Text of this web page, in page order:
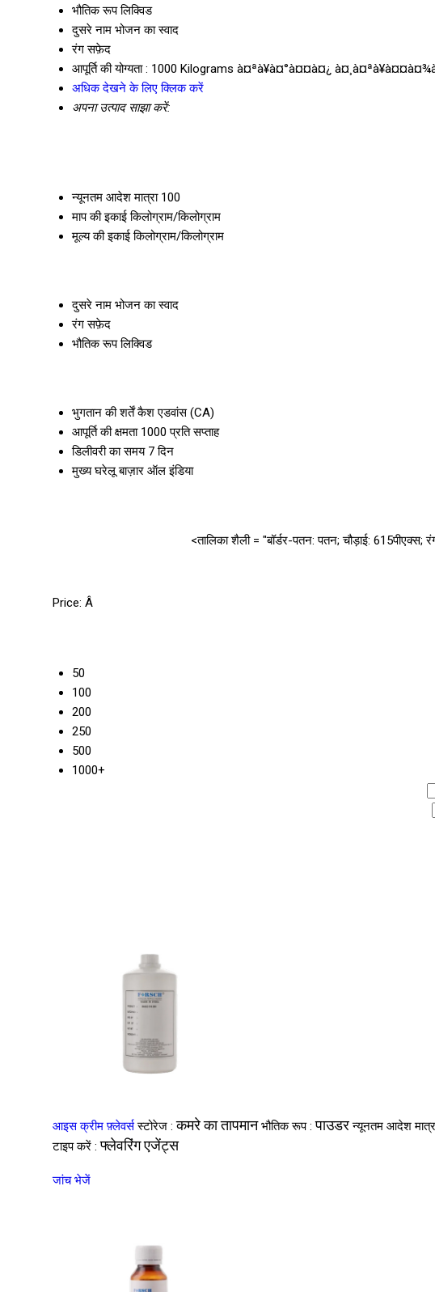
भौतिक रूप लिक्विड
दुसरे नाम भोजन का स्वाद
रंग सफ़ेद
आपूर्ति की योग्यता : 1000 Kilograms à¤ªà¥à¤°à¤¤à¤¿
अधिक देखने के लिए क्लिक करें
अपना उत्पाद साझा करें:
न्यूनतम आदेश मात्रा 100
माप की इकाई किलोग्राम/किलोग्राम
मूल्य की इकाई किलोग्राम/किलोग्राम
दुसरे नाम भोजन का स्वाद
रंग सफ़ेद
भौतिक रूप लिक्विड
भुगतान की शर्तें कैश एडवांस (CA)
आपूर्ति की क्षमता 1000 प्रति सप्ताह
डिलीवरी का समय 7 दिन
मुख्य घरेलू बाज़ार ऑल इंडिया
<तालिका शैली = "बॉर्डर-पतन: पतन; चौड़ाई: 615पीएक्स;
Price: Â
50
100
200
250
500
1000+
आइस क्रीम फ़्लेवर्स स्टोरेज :कमरे का तापमान भौतिक रूप :पाउडर न्यूनतम आदेश
टाइप करें :फ्लेवरिंग एजेंट्स
जांच भेजें